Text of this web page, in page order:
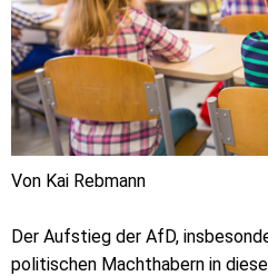
Von Kai Rebmann
Der Aufstieg der AfD,
politischen Machthabern in